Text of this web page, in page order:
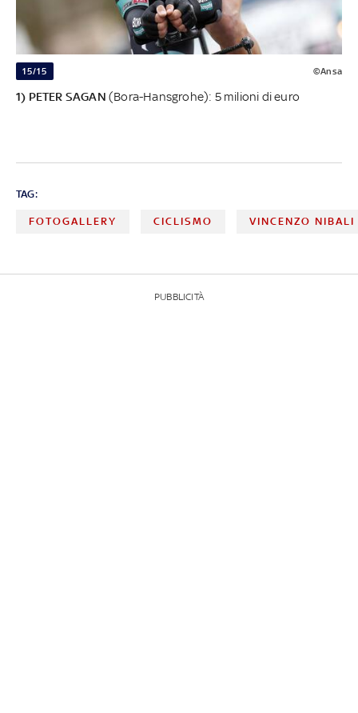
15/15 ©Ansa
1) PETER SAGAN (Bora-Hansgrohe): 5 milioni di euro
TAG:
FOTOGALLERY CICLISMO VINCENZO NIBALI
PUBBLICITÀ